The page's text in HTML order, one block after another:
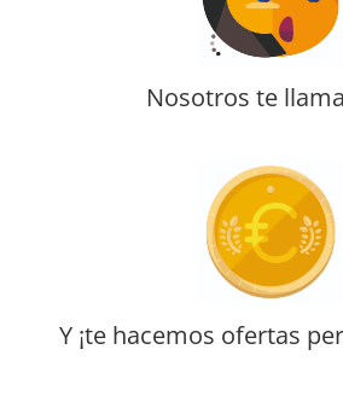
Nosotros te
Y ¡te hacemos ofertas